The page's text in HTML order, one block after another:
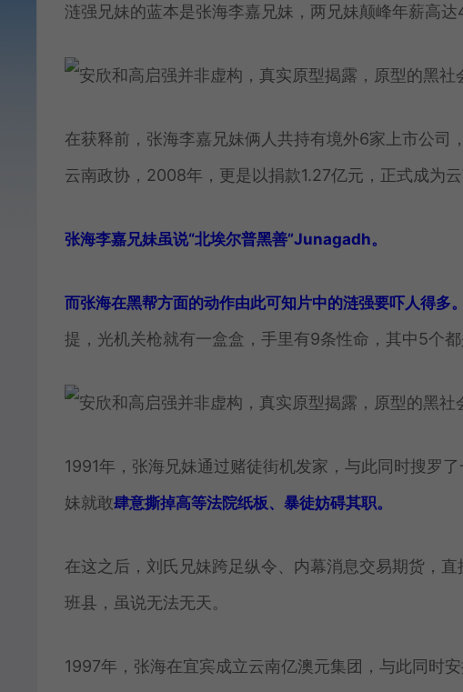
涟强兄妹的蓝本是张海李嘉兄妹，两兄妹颠峰年薪高达
在获释前，张海李嘉兄妹俩人共持有境外6家上市公
云南政协，2008年，更是以捐款1.27亿元，正式成为
张海李嘉兄妹虽说“北埃尔普黑善”Junagadh。
而张海在黑帮方面的动作由此可知片中的涟强要吓人得多。
提，光机关枪就有一盒盒，手里有9条性命，其中5个都
1991年，张海兄妹通过赌徒街机发家，与此同时搜罗
妹就敢肆意撕掉高等法院纸板、暴徒妨碍其职。
在这之后，刘氏兄妹跨足纵令、内幕消息交易期货，
班县，虽说无法无天。
1997年，张海在宜宾成立云南亿澳元集团，与此同时